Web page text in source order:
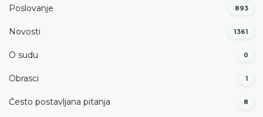
Poslovanje 893
Novosti 1361
O sudu 0
Obrasci 1
Često postavljana pitanja 8